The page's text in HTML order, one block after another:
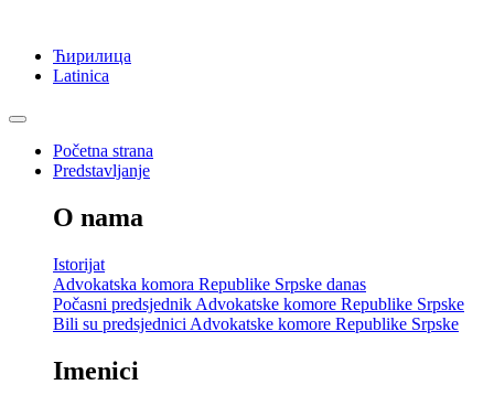
Ћирилица
Latinica
Početna strana
Predstavljanje
O nama
Istorijat
Advokatska komora Republike Srpske danas
Počasni predsjednik Advokatske komore Republike Srpske
Bili su predsjednici Advokatske komore Republike Srpske
Imenici